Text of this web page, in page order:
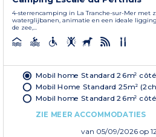
4-sterrencamping in La Tranche-sur-Mer met
waterglijbanen, animatie en een ideale
de zee,...
Mobil home Standard 26m²
Mobil Home Standard 25m²
Mobil home Standard 26m²
ZIE MEER ACCOMMODATIES
van 05/09/2026 op